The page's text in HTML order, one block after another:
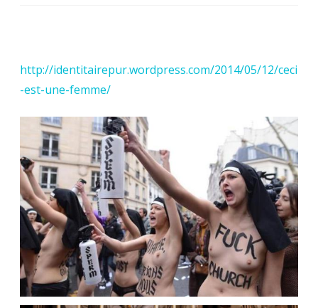
de
jamais
ce
qu’elles
nous
fait
subir,
à
http://identitairepur.wordpress.com/2014/05/12/ceci
-est-une-femme/